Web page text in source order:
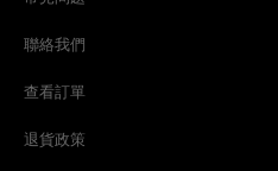
聯絡我們
查看訂單
退貨政策